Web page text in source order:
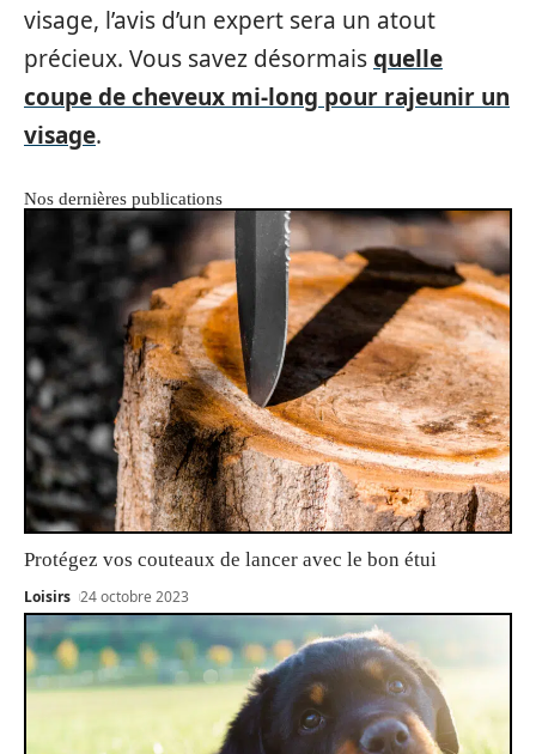
visage, l’avis d’un expert sera un atout
précieux. Vous savez désormaisquelle
coupe de cheveux mi-long pour rajeunir un
visage.
Nos dernières publications
Protégez vos couteaux de lancer avec le bon étui
Loisirs 24 octobre 2023